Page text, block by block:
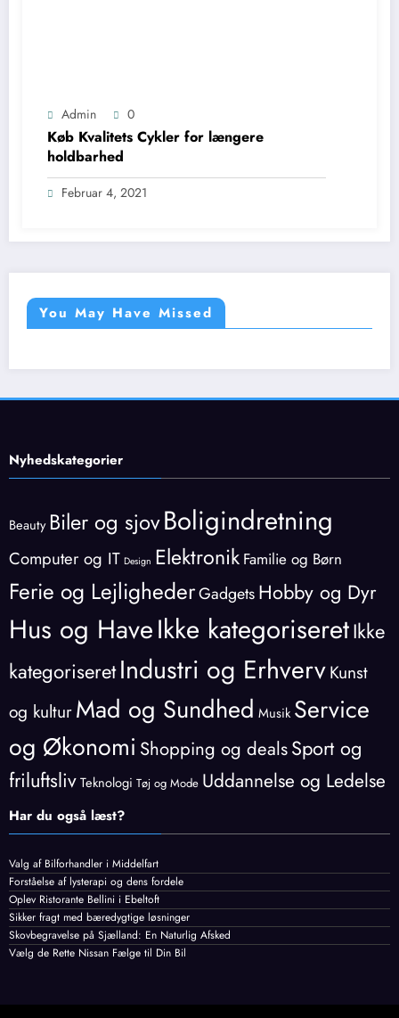
Admin 0
Køb Kvalitets Cykler for længere
holdbarhed
Februar 4, 2021
You May Have Missed
Nyhedskategorier
Beauty Biler og sjovBoligindretning
Computer og IT Design Elektronik Familie og Børn
Ferie og LejlighederGadgetsHobby og Dyr
Hus og HaveIkke kategoriseretIkke
kategoriseretIndustri og ErhvervKunst
og kulturMad og Sundhed Musik Service
og Økonomi Shopping og dealsSport og
friluftslivTeknologi Tøj og Mode Uddannelse og Ledelse
Har du også læst?
Valg af Bilforhandler i Middelfart
Forståelse af lysterapi og dens fordele
Oplev Ristorante Bellini i Ebeltoft
Sikker fragt med bæredygtige løsninger
Skovbegravelse på Sjælland: En Naturlig Afsked
Vælg de Rette Nissan Fælge til Din Bil